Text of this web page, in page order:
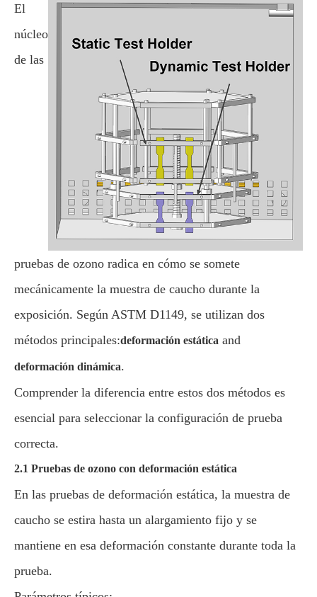
El
núcleo
de las
pruebas de ozono radica en cómo se somete
mecánicamente la muestra de caucho durante la
exposición. Según ASTM D1149, se utilizan dos
métodos principales:deformación estática and
deformación dinámica.
Comprender la diferencia entre estos dos métodos es
esencial para seleccionar la configuración de prueba
correcta.
2.1 Pruebas de ozono con deformación estática
En las pruebas de deformación estática, la muestra de
caucho se estira hasta un alargamiento fijo y se
mantiene en esa deformación constante durante toda la
prueba.